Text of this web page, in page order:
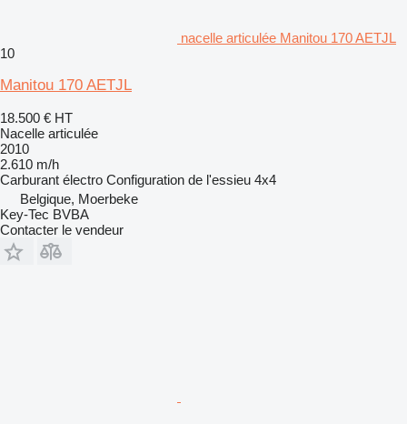
nacelle articulée Manitou 170 AETJL
10
Manitou 170 AETJL
18.500 € HT
Nacelle articulée
2010
2.610 m/h
Carburant électro Configuration de l'essieu 4x4
Belgique, Moerbeke
Key-Tec BVBA
Contacter le vendeur